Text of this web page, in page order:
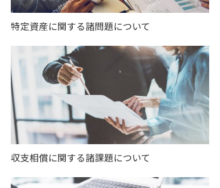
特定資産に関する諸問題について
収支相償に関する諸課題について